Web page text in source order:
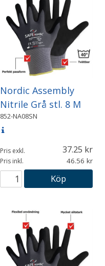
Nordic Assembly
Nitrile Grå stl. 8 M
852-NA08SN
Pris exkl. 37.25
Pris inkl. 46.56
Köp